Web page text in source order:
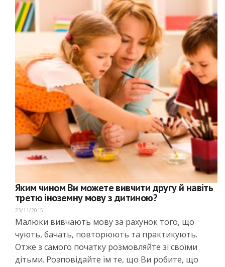
Яким чином Ви можете вивчити другу й навіть
третю іноземну мову з дитиною?
23/11/2015
Малюки вивчають мову за рахунок того, що
чують, бачать, повторюють та практикують.
Отже з самого початку розмовляйте зі своїми
дітьми. Розповідайте їм те, що Ви робите, що